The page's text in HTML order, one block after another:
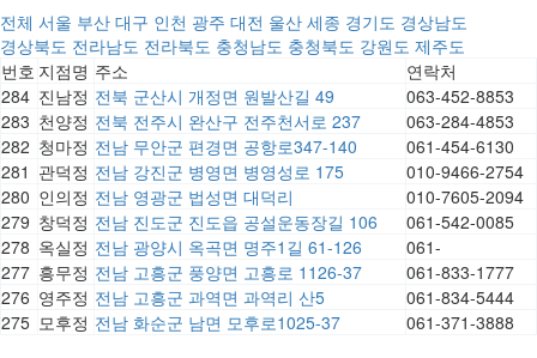
전체 서울 부산 대구 인천 광주 대전 울산 세종 경기도 경상남도
경상북도 전라남도 전라북도 충청남도 충청북도 강원도 제주도
번호 지점명 주소
연락처
284 진남정 전북 군산시 개정면 원발산길 49
063-452-8853
283 천양정 전북 전주시 완산구 전주천서로 237
063-284-4853
282 청마정 전남 무안군 편경면 공항로347-140
061-454-6130
281 관덕정 전남 강진군 병영면 병영성로 175
010-9466-2754
280 인의정 전남 영광군 법성면 대덕리
010-7605-2094
279 창덕정 전남 진도군 진도읍 공설운동장길 106
061-542-0085
278 옥실정 전남 광양시 옥곡면 명주1길 61-126
061-
277 흥무정 전남 고흥군 풍양면 고흥로 1126-37
061-833-1777
276 영주정 전남 고흥군 과역면 과역리 산5
061-834-5444
275 모후정 전남 화순군 남면 모후로1025-37 061-371-3888